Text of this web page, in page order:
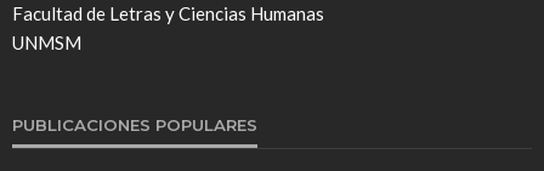
Facultad de Letras y Ciencias Humanas
UNMSM
PUBLICACIONES POPULARES